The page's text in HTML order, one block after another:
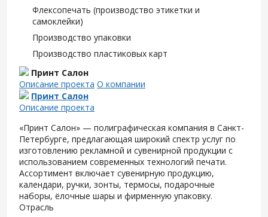
Флексопечать (производство этикетки и
самоклейки)
Производство упаковки
Производство пластиковых карт
Принт Салон
Описание проекта О компании
Принт Салон
Описание проекта
«Принт Салон» — полиграфическая компания в Санкт-
Петербурге, предлагающая широкий спектр услуг по
изготовлению рекламной и сувенирной продукции с
использованием современных технологий печати.
Ассортимент включает сувенирную продукцию,
календари, ручки, зонты, термосы, подарочные
наборы, ёлочные шары и фирменную упаковку.
Отрасль